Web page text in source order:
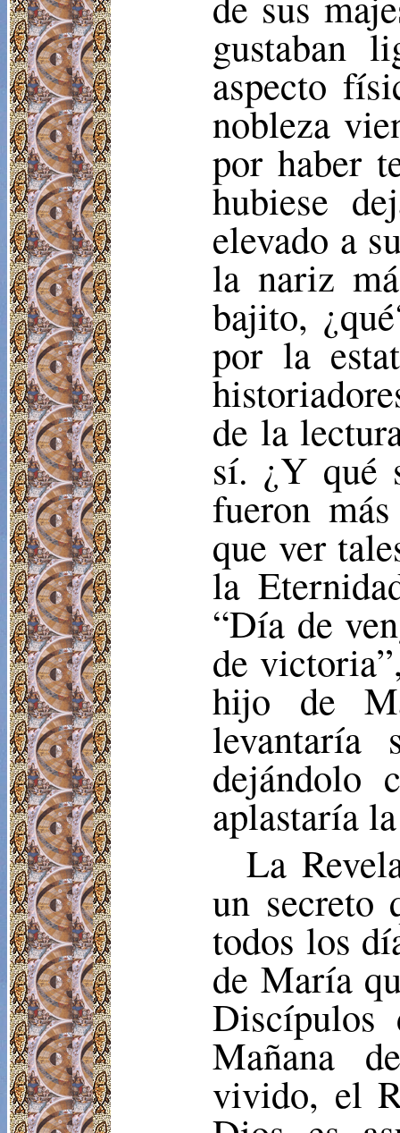
gustaban
aspecto
nobleza
por haber
hubiese
elevado a
la nariz
bajito,
por la
de la
sí. ¿Y qué
fueron
que ver
la
“Día de
de
hijo de
dejándolo
aplastaría
La
un secreto
todos los
de María
Discípulos
Mañana
vivido, el